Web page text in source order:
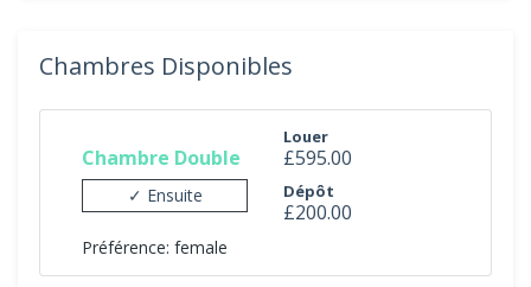
Chambres Disponibles
Chambre Double
✓ Ensuite
Louer
£595.00
Dépôt
£200.00
Préférence: female